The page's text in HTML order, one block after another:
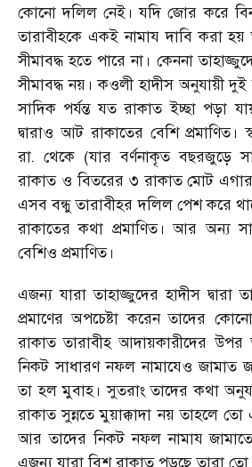
কোনো দলিল নেই। যদি জোর করে
তারাবীহকে একই নামায দাবি করা
সীমাবদ্ধ হতে পারে না। কেননা
সীমাবদ্ধ নয়। কওলী হাদীস অনুযায়ী
সাদিক পর্যন্ত যত রাকাত ইচ্ছা পড়া
দ্বারাও আট রাকাতের বেশি প্রমাণিত।
রা. থেকে (যার বর্ণনাকৃত বছরজুড়ে
রাকাত ও বিতরের ৩ রাকাত মোট এগার
এসব বন্ধু তারাবীহর দলিল পেশ করে
রাকাতের কথা প্রমাণিত। আর অন্য
বেশিও প্রমাণিত।
এজন্য যারা তাহাজ্জুদের হাদীস দ্বারা
প্রমাণের অপচেষ্টা করেন তাদের
রাকাত তারাবীহ আদায়কারীদের উপর
নিকট সাধারণ নফল নামাযেও জামাত
তা হল মুবাহ। সুতরাং তাদের কথা
রাকাত সুন্নতে মুয়াক্কাদা নয় তাহলে
আর তাদের নিকট নফল নামায
এজন্য যারা বিশ রাকাত পড়ছে তারা তো